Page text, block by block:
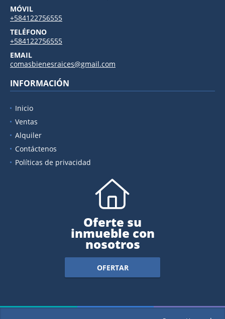
MÓVIL
+584122756555
TELÉFONO
+584122756555
EMAIL
comasbienesraices@gmail.com
INFORMACIÓN
Inicio
Ventas
Alquiler
Contáctenos
Políticas de privacidad
Oferte su
inmueble con
nosotros
OFERTAR